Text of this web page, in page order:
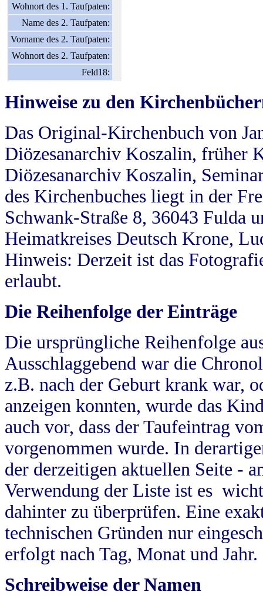
Wohnort des 1. Taufpaten:
Name des 2. Taufpaten:
Vorname des 2. Taufpaten:
Wohnort des 2. Taufpaten:
Feld18:
Hinweise zu den
Das Original-Kirchenbuch von
Diözesanarchiv Koszalin, früher
Diözesanarchiv Koszalin,
des Kirchenbuches liegt in der
Schwank-Straße 8, 36043 Fulda
Heimatkreises Deutsch Krone,
Hinweis: Derzeit ist das
erlaubt.
Die Reihenfolge der Einträge
Die ursprüngliche Reihenfolge
Ausschlaggebend war die
z.B. nach der Geburt krank war,
anzeigen konnten, wurde das
auch vor, dass der Taufeintrag
vorgenommen wurde. In
der derzeitigen aktuellen Seite -
Verwendung der Liste ist es
dahinter zu überprüfen. Eine
technischen Gründen nur
erfolgt nach Tag, Monat und Jahr.
Schreibweise der Namen